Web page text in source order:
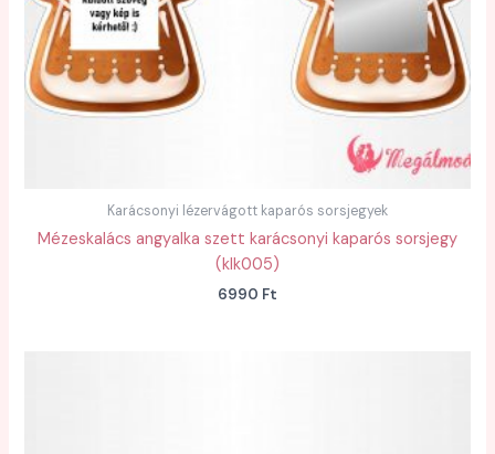
Karácsonyi lézervágott kaparós sorsjegyek
Mézeskalács angyalka szett karácsonyi kaparós sorsjegy
(klk005)
6990 Ft